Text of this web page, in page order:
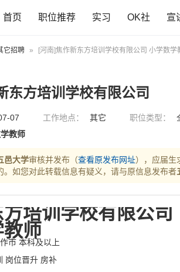
首页 职位推荐 实习 OK社 宣
它招聘 » [河南]焦作新东方培训学校有限公司 小学数学
东方培训学校有限公司
07 工作地点： 其它 职位类型：
教师
邑大学审核并发布（查看原发布网址），应届生
。如您对此转载信息有疑义，请与原信息发布者
培训学校有限公司
师
市 本科及以上
岗位晋升 房补